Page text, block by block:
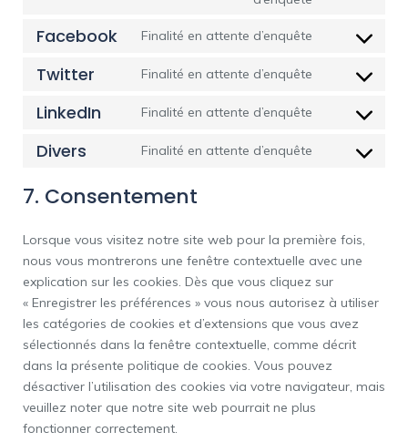
Facebook Finalité en attente d’enquête
Twitter Finalité en attente d’enquête
LinkedIn Finalité en attente d’enquête
Divers Finalité en attente d’enquête
7. Consentement
Lorsque vous visitez notre site web pour la première fois,
nous vous montrerons une fenêtre contextuelle avec une
explication sur les cookies. Dès que vous cliquez sur
« Enregistrer les préférences » vous nous autorisez à utiliser
les catégories de cookies et d’extensions que vous avez
sélectionnés dans la fenêtre contextuelle, comme décrit
dans la présente politique de cookies. Vous pouvez
désactiver l’utilisation des cookies via votre navigateur, mais
veuillez noter que notre site web pourrait ne plus
fonctionner correctement.